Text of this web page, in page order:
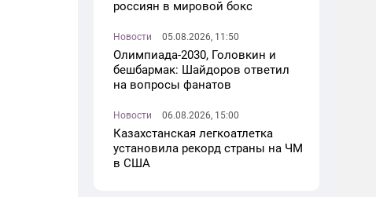
россиян в мировой бокс
Новости 05.08.2026, 11:50
Олимпиада-2030, Головкин и
бешбармак: Шайдоров ответил
на вопросы фанатов
Новости 06.08.2026, 15:00
Казахстанская легкоатлетка
установила рекорд страны на ЧМ
в США